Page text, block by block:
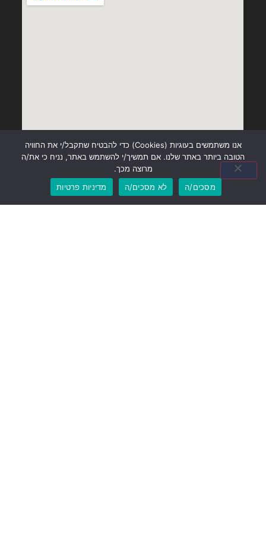
התמחויות
אנו משתמשים בעוגיות (Cookies) כדי להבטיח שתקבל/י את החוויה
הטובה ביותר באתר שלנו. אם תמשיך/י להשתמש באתר, נניח כי את/ה
מרוצה מכך.
מסכים/ה
לא מסכים/ה מדיניות פרטיות